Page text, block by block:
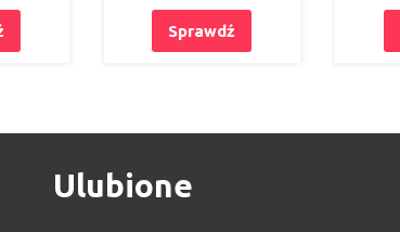
Sprawdź
Ulubione